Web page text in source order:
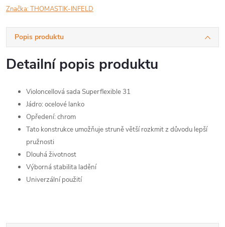
Značka:THOMASTIK-INFELD
Popis produktu
Detailní popis produktu
Violoncellová sada Superflexible 31
Jádro: ocelové lanko
Opředení: chrom
Tato konstrukce umožňuje struně větší rozkmit z důvodu lepší
pružnosti
Dlouhá životnost
Výborná stabilita ladění
Univerzální použití